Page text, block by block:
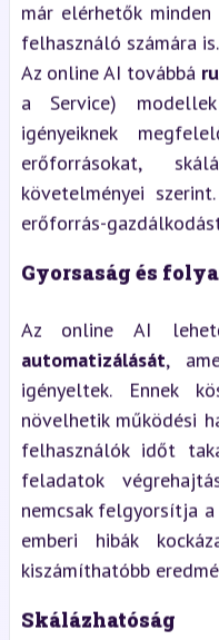
már elérhetők
felhasználó számára is.
Az online AI továbbá
a Service)
igényeiknek
erőforrásokat,
követelményei
erőforrás-
Gyorsaság és
Az online AI
automatizálását,
igényeltek. Ennek
növelhetik működési
felhasználók időt
feladatok
nemcsak felgyorsítja
emberi hibák
kiszámíthatóbb
Skálázhatóság